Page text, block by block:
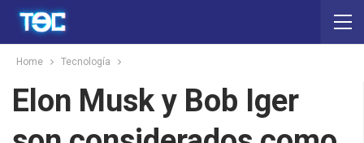
Home Tecnología
Elon Musk y Bob Iger